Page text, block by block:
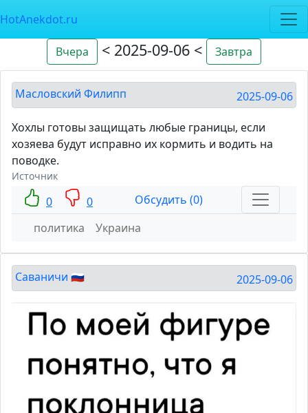
HotAnekdot.ru
Вчера < 2025-09-06 < Завтра
Масловский Филипп 2025-09-06
Хохлы готовы защищать любые границы, если
хозяева будут исправно их кормить и водить на
поводке.
Источник
0 0
Обсудить (0)
политика
Украина
Саваничи 🇷🇺 2025-09-06